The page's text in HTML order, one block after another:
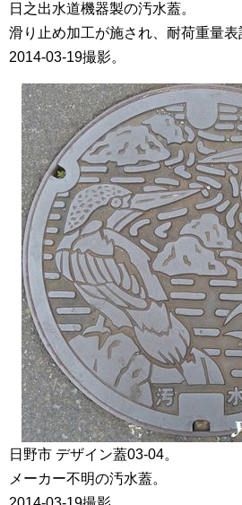
日之出水道機器製の汚水蓋。
滑り止め加工が施され、耐荷重量表
2014-03-19撮影。
日野市 デザイン蓋03-04。
メーカー不明の汚水蓋。